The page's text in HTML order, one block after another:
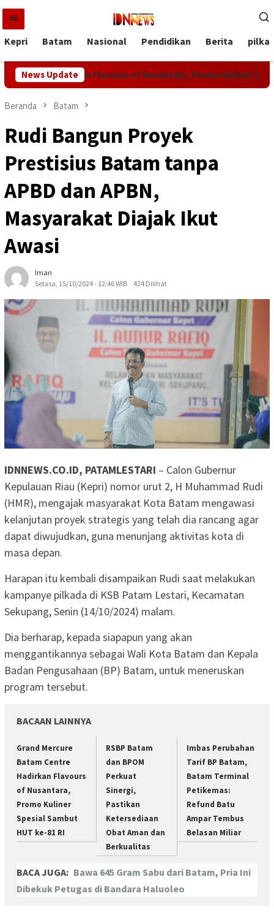
Loncat
konten
Kepri Batam Nasional Pendidikan Berita
News Update
Hadirkan Flavours of Nusantara, Promo Kuliner Spesial
Beranda Batam
Rudi Bangun Proyek
Prestisius Batam tanpa
APBD dan APBN,
Masyarakat Diajak Ikut
Awasi
Iman
Selasa, 15/10/2024 - 12:46 WIB
424 Dilihat
IDNNEWS.CO.ID, PATAMLESTARI – Calon Gubernur
Kepulauan Riau (Kepri) nomor urut 2, H Muhammad Rudi
(HMR), mengajak masyarakat Kota Batam mengawasi
kelanjutan proyek strategis yang telah dia rancang agar
dapat diwujudkan, guna menunjang aktivitas kota di
masa depan.
Harapan itu kembali disampaikan Rudi saat melakukan
kampanye pilkada di KSB Patam Lestari, Kecamatan
Sekupang, Senin (14/10/2024) malam.
Dia berharap, kepada siapapun yang akan
menggantikannya sebagai Wali Kota Batam dan Kepala
Badan Pengusahaan (BP) Batam, untuk meneruskan
program tersebut.
BACAAN LAINNYA
Grand Mercure
Batam Centre
Hadirkan Flavours
of Nusantara,
Promo Kuliner
Spesial Sambut
HUT ke-81 RI
RSBP Batam
dan BPOM
Perkuat
Sinergi,
Pastikan
Ketersediaan
Obat Aman dan
Berkualitas
Imbas Perubahan
Tarif BP Batam,
Batam Terminal
Petikemas:
Refund Batu
Ampar Tembus
Belasan Miliar
BACA JUGA: Bawa 645 Gram Sabu dari Batam, Pria Ini
Dibekuk Petugas di Bandara Haluoleo